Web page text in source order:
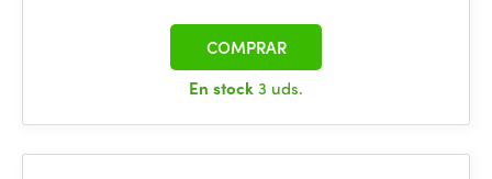
En stock3 uds.
COMPRAR